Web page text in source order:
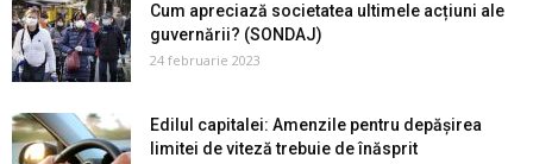
Cum apreciază societatea ultimele acțiuni ale
guvernării? (SONDAJ)
24 februarie 2023
Edilul capitalei: Amenzile pentru depășirea
limitei de viteză trebuie de înăsprit